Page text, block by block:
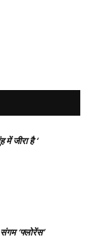
जीरा है ‘
‘फ्लोरेंस’